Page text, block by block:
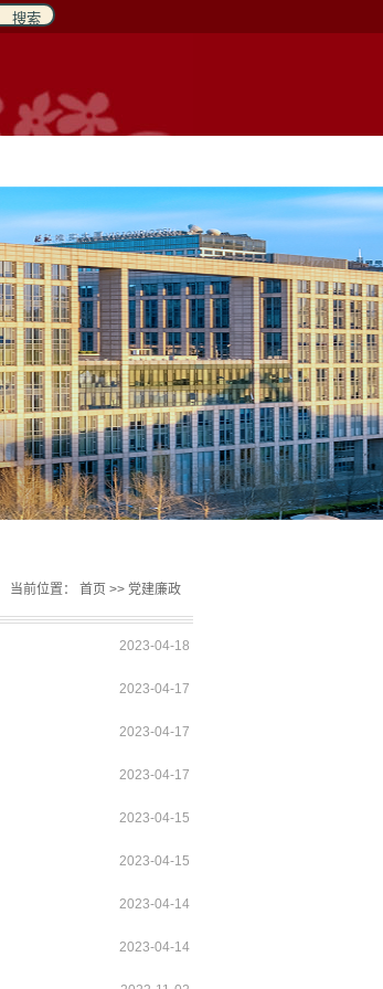
当前位置： 首页 >> 党建廉政
2023-04-18
2023-04-17
2023-04-17
2023-04-17
2023-04-15
2023-04-15
2023-04-14
2023-04-14